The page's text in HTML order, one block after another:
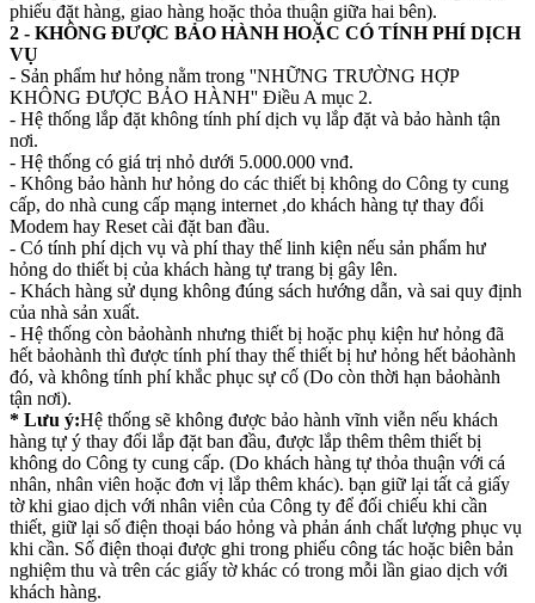
phiếu đặt hàng, giao hàng hoặc thỏa thuận giữa hai bên).
2 - KHÔNG ĐƯỢC BẢO HÀNH HOẶC CÓ TÍNH PHÍ DỊCH
VỤ
- Sản phẩm hư hỏng nằm trong ''NHỮNG TRƯỜNG HỢP
KHÔNG ĐƯỢC BẢO HÀNH'' Điều A mục 2.
- Hệ thống lắp đặt không tính phí dịch vụ lắp đặt và bảo hành tận
nơi.
- Hệ thống có giá trị nhỏ dưới 5.000.000 vnđ.
- Không bảo hành hư hỏng do các thiết bị không do Công ty cung
cấp, do nhà cung cấp mạng internet ,do khách hàng tự thay đổi
Modem hay Reset cài đặt ban đầu.
- Có tính phí dịch vụ và phí thay thế linh kiện nếu sản phẩm hư
hỏng do thiết bị của khách hàng tự trang bị gây lên.
- Khách hàng sử dụng không đúng sách hướng dẫn, và sai quy định
của nhà sản xuất.
- Hệ thống còn bảohành nhưng thiết bị hoặc phụ kiện hư hỏng đã
hết bảohành thì được tính phí thay thế thiết bị hư hỏng hết bảohành
đó, và không tính phí khắc phục sự cố (Do còn thời hạn bảohành
tận nơi).
* Lưu ý:Hệ thống sẽ không được bảo hành vĩnh viễn nếu khách
hàng tự ý thay đổi lắp đặt ban đầu, được lắp thêm thêm thiết bị
không do Công ty cung cấp. (Do khách hàng tự thỏa thuận với cá
nhân, nhân viên hoặc đơn vị lắp thêm khác). bạn giữ lại tất cả giấy
tờ khi giao dịch với nhân viên của Công ty để đối chiếu khi cần
thiết, giữ lại số điện thoại báo hỏng và phản ánh chất lượng phục vụ
khi cần. Số điện thoại được ghi trong phiếu công tác hoặc biên bản
nghiệm thu và trên các giấy tờ khác có trong mỗi lần giao dịch với
khách hàng.